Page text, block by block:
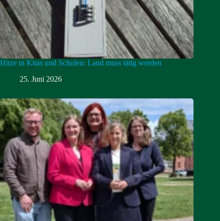
Hitze in Kitas und Schulen: Land muss tätig werden
25. Juni 2026